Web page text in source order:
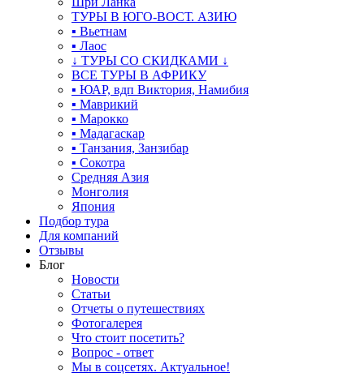
ТУРЫ В ЮГО-ВОСТ. АЗИЮ
▪ Вьетнам
▪ Лаос
↓ ТУРЫ СО СКИДКАМИ ↓
ВСЕ ТУРЫ В АФРИКУ
▪ ЮАР, вдп Виктория, Намибия
▪ Маврикий
▪ Марокко
▪ Мадагаскар
▪ Танзания, Занзибар
▪ Сокотра
Средняя Азия
Монголия
Япония
Подбор тура
Для компаний
Отзывы
Блог
Новости
Статьи
Отчеты о путешествиях
Фотогалерея
Что стоит посетить?
Вопрос - ответ
Мы в соцсетях. Актуальное!